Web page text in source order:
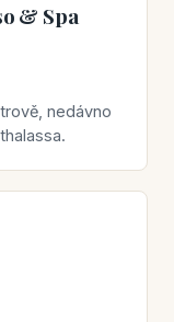
& Spa
nedávno